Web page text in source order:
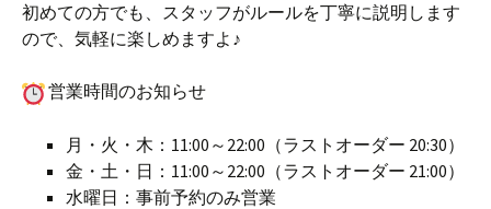
初めての方でも、スタッフがルールを丁寧に説明します
ので、気軽に楽しめますよ♪
営業時間のお知らせ
月・火・木：11:00～22:00（ラストオーダー 20:30）
金・土・日：11:00～22:00（ラストオーダー 21:00）
水曜日：事前予約のみ営業